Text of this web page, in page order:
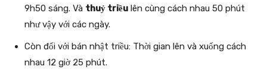
9h50 sáng. Và thuỷ triều lên cùng cách nhau 50 phút
như vậy với các ngày.
Còn đối với bán nhật triều: Thời gian lên và xuống cách
nhau 12 giờ 25 phút.